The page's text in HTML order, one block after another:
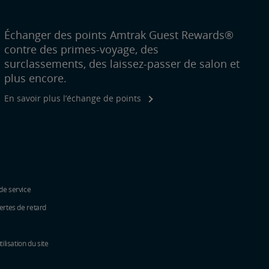
Échanger des points Amtrak Guest Rewards®
contre des primes-voyage, des
surclassements, des laissez-passer de salon et
plus encore.
En savoir plus l’échange de points
service
de retard
du site